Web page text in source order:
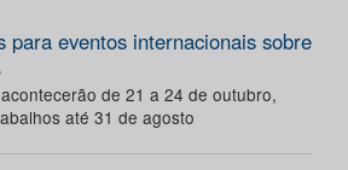
para eventos internacionais sobre
de 21 a 24 de outubro,
até 31 de agosto